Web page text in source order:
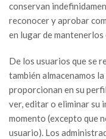
conservan
reconocer y aprobar
en lugar de mantenerlos
De los usuarios que se
también almacenamos
proporcionan en su
ver, editar o eliminar su
momento (excepto que
usuario). Los